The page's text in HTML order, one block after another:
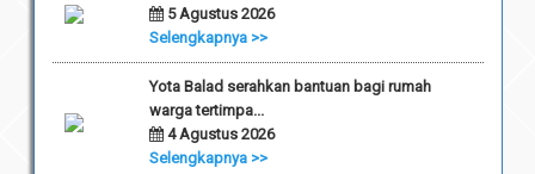
5 Agustus 2026
Selengkapnya >>
Yota Balad serahkan bantuan bagi rumah
warga tertimpa...
4 Agustus 2026
Selengkapnya >>